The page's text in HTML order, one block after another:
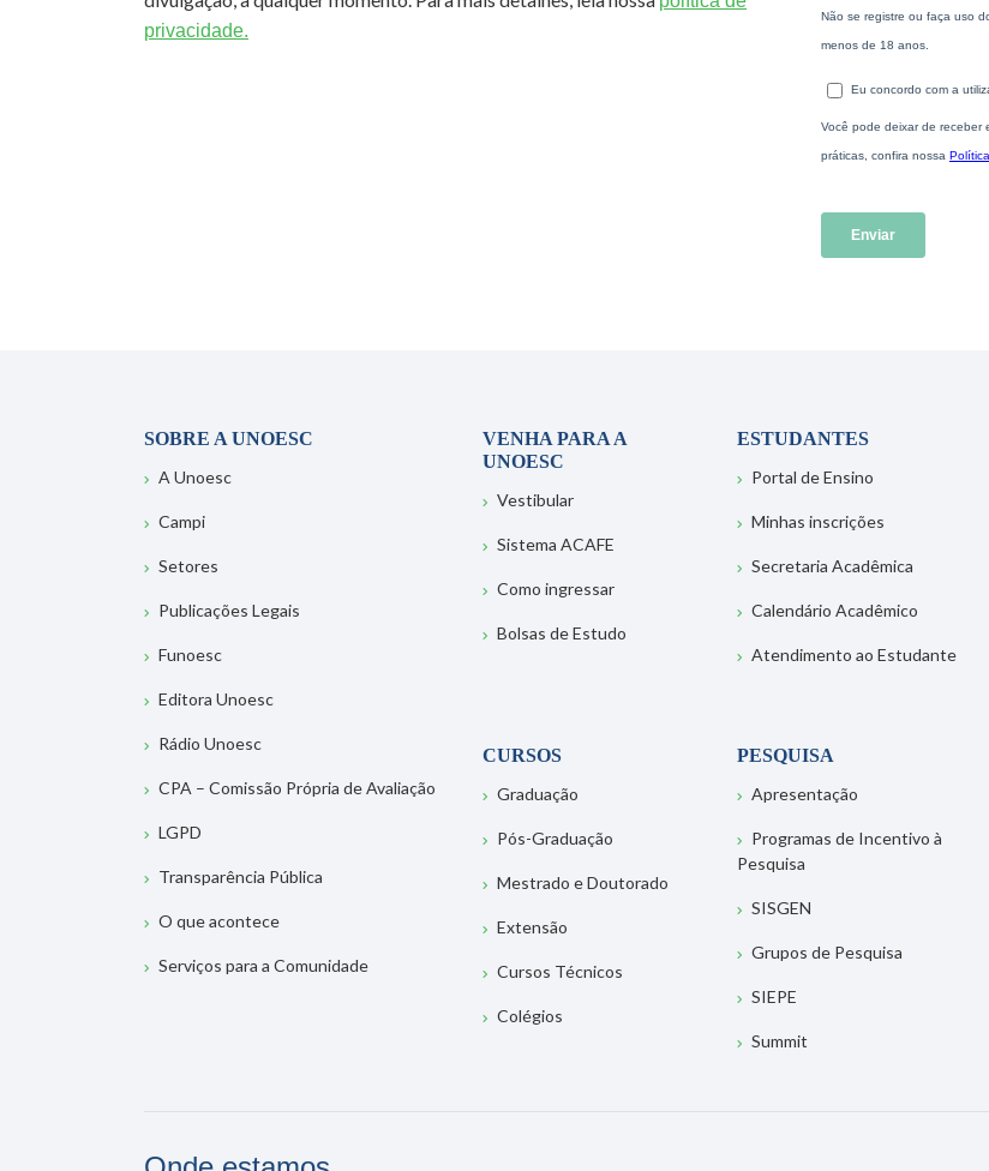
privacidade.
SOBRE A UNOESC
A Unoesc
Campi
Setores
Publicações Legais
Funoesc
Editora Unoesc
Rádio Unoesc
CPA – Comissão Própria de Avaliação
LGPD
Transparência Pública
O que acontece
Serviços para a Comunidade
VENHA PARA A
UNOESC
Vestibular
Sistema ACAFE
Como ingressar
Bolsas de Estudo
ESTUDANTES
Portal de Ensino
Minhas inscrições
Secretaria Acadêmica
Calendário Acadêmico
Atendimento ao Estudante
CURSOS
Graduação
Pós-Graduação
Mestrado e Doutorado
Extensão
Cursos Técnicos
Colégios
PESQUISA
Apresentação
Programas de Incentivo à
Pesquisa
SISGEN
Grupos de Pesquisa
SIEPE
Summit